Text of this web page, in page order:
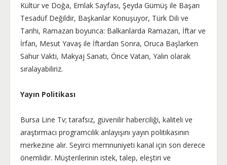
Kültür ve Doğa, Emlak Sayfası, Şeyda Gümüş ile Başarı
Tesadüf Değildir, Başkanlar Konuşuyor, Türk Dili ve
Tarihi, Ramazan boyunca: Balkanlarda Ramazan, İftar ve
İrfan, Mesut Yavaş ile İftardan Sonra, Oruca Başlarken
Sahur Vakti, Makyaj Sanatı, Önce Vatan, Yalın olarak
sıralayabiliriz.
Yayın Politikası
Bursa Line Tv; tarafsız, güvenilir haberciliği, kaliteli ve
araştırmacı programcılık anlayışını yayın politikasının
merkezine alır. Seyirci memnuniyeti kanal için son derece
önemlidir. Müşterilerinin istek, talep, eleştiri ve